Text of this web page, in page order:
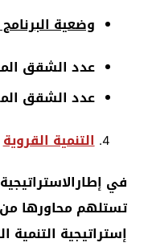
وضعية
عدد الشقق
عدد الشقق
التنمية القروية
في
تستلهم محاورها
إستراتيجية التنمية